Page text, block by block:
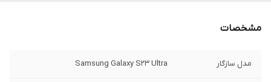
مشخصات
مدل سازگار Samsung Galaxy S23 Ultra